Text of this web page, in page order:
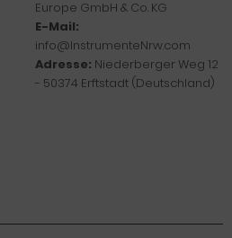
Europe GmbH & Co. KG
E-Mail:
info@InstrumenteNrw.com
Adresse: Niederberger Weg 12
- 50374 Erftstadt (Deutschland)